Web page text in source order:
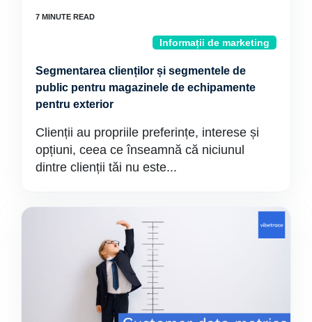
Informații de marketing
Segmentarea clienților și segmentele de
public pentru magazinele de echipamente
pentru exterior
Clienții au propriile preferințe, interese și
opțiuni, ceea ce înseamnă că niciunul
dintre clienții tăi nu este...